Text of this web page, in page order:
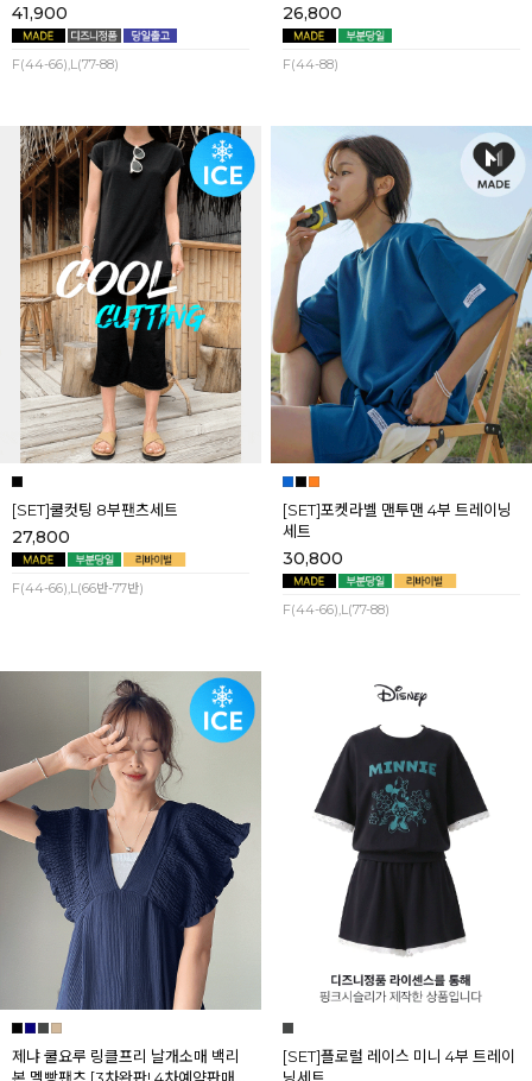
41,900
F(44-66),L(77-88)
26,800
F(44-88)
[SET]쿨컷팅 8부팬츠세트
27,800
F(44-66),L(66반-77반)
[SET]포켓라벨 맨투맨 4부 트레이닝
세트
30,800
F(44-66),L(77-88)
제냐 쿨요루 링클프리 날개소매 백리
본 멜빵팬츠 [3차완판! 4차예약판매]
[SET]플로럴 레이스 미니 4부 트레이
닝세트